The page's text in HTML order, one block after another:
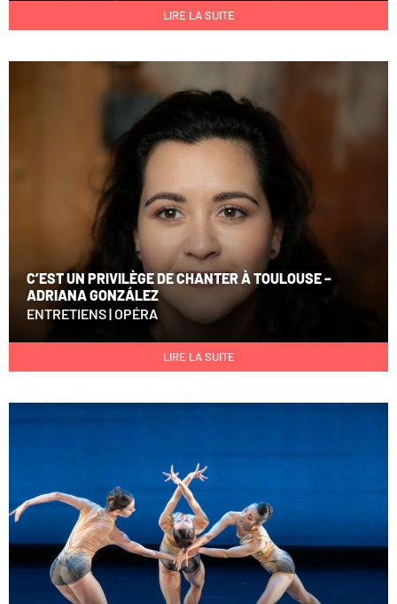
LIRE LA SUITE
C’EST UN PRIVILÈGE DE CHANTER À TOULOUSE –
ADRIANA GONZÁLEZ
ENTRETIENS|OPÉRA
LIRE LA SUITE